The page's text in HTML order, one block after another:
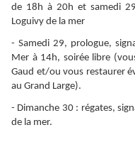
de 18h à 20h et samedi
Loguivy de la mer
- Samedi 29, prologue,
Mer à 14h, soirée libre
Gaud et/ou vous restaurer
au Grand Large).
- Dimanche 30 : régates,
de la mer.